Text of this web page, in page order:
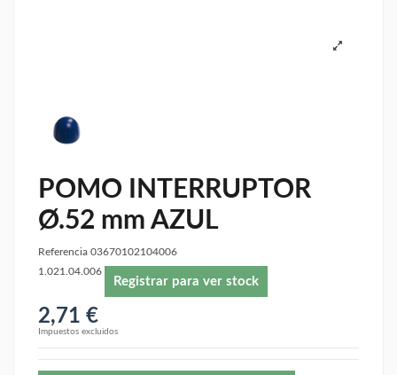
POMO INTERRUPTOR
Ø.52 mm AZUL
Referencia 03670102104006
1.021.04.006
Registrar para ver stock
2,71 €
Impuestos excluidos